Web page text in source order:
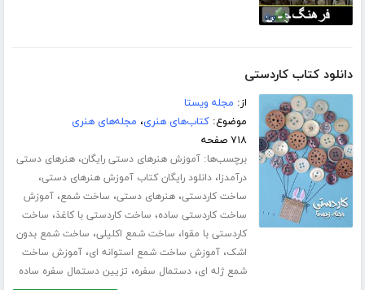
دانلود کتاب کاردستی
از: مجله ویستا
موضوع:کتاب‌های هنری، مجله‌های هنری
۷۱۸ صفحه
برچسب‌ها:آموزش هنرهای دستی رایگان،هنرهای دستی
درآمدزا،دانلود رایگان کتاب آموزش هنرهای دستی،
ساخت کاردستی،هنرهای دستی، ساخت شمع،آموزش
ساخت کاردستی ساده، ساخت کاردستی با کاغذ، ساخت
کاردستی با مقوا، ساخت شمع اکلیلی، ساخت شمع بدون
اشک،آموزش ساخت شمع استوانه ای،آموزش ساخت
شمع ژله ای،دستمال سفره، تزیین دستمال سفره ساده